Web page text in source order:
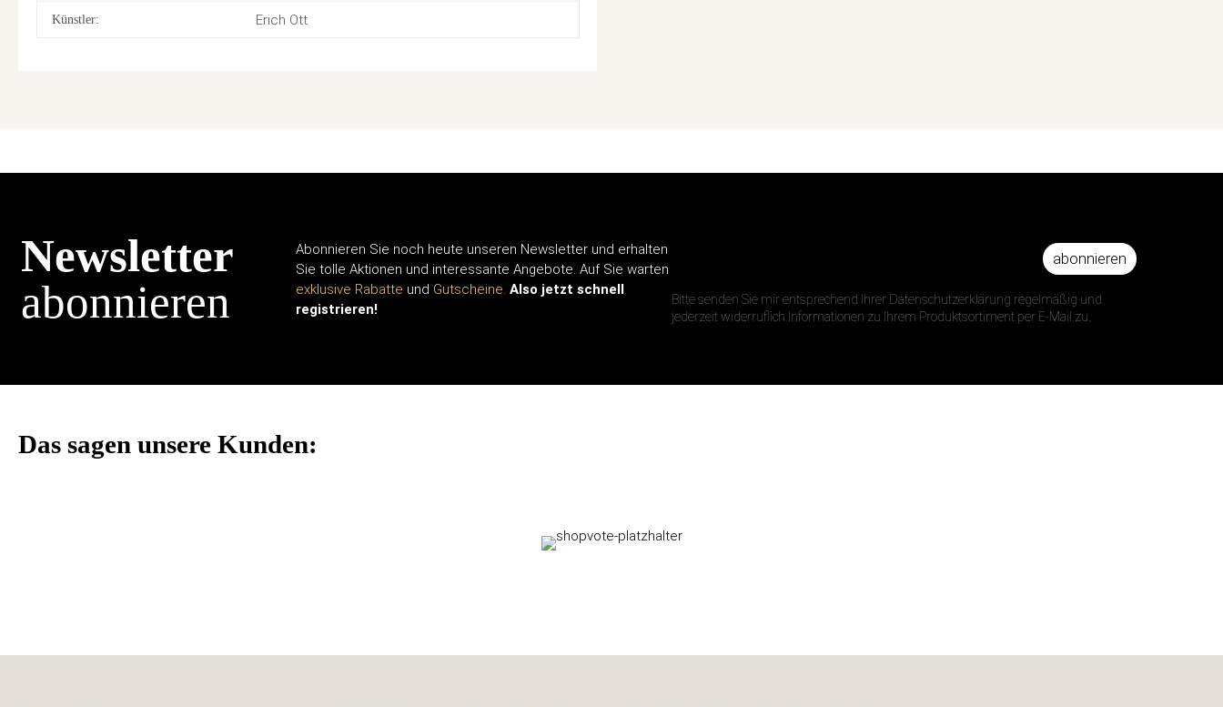
Künstler: Erich Ott
Newsletter
abonnieren
Abonnieren Sie noch heute unseren Newsletter und erhalten
Sie tolle Aktionen und interessante Angebote. Auf Sie warten
exklusive Rabatte und Gutscheine. Also jetzt schnell
registrieren!
abonnieren
Bitte senden Sie mir entsprechend Ihrer Datenschutzerklärung regelmäßig und
jederzeit widerruflich Informationen zu Ihrem Produktsortiment per E-Mail zu.
Das sagen unsere Kunden: